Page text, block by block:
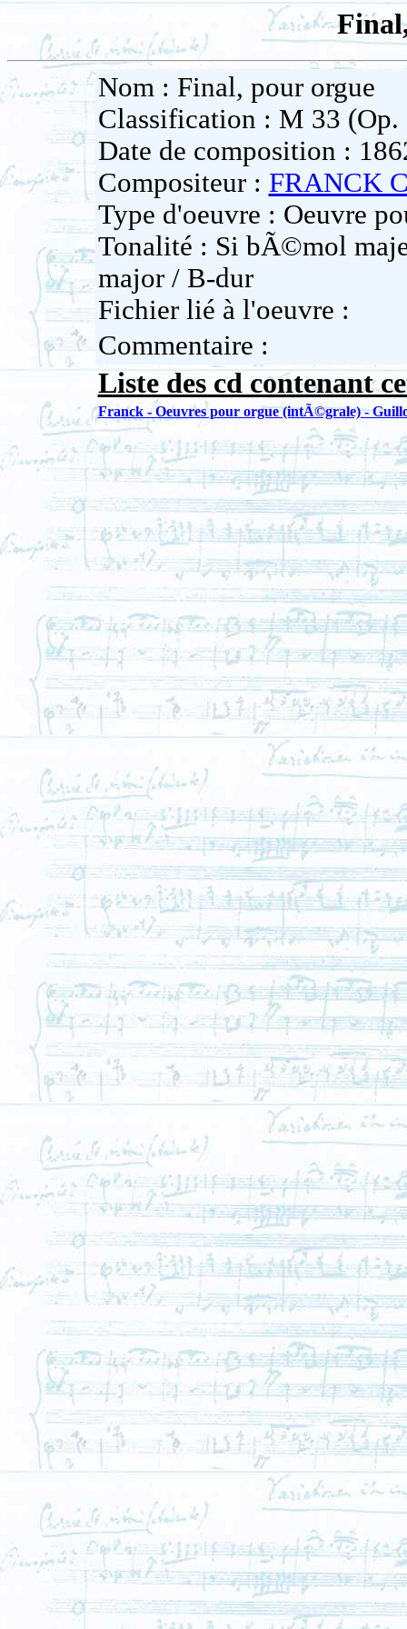
Nom : Final, pour orgue
Classification : M 33 (Op.
Date de composition :
Compositeur : FRANCK
Type d'oeuvre : Oeuvre
Tonalité : Si bÃ©mol
major / B-dur
Fichier lié à l'oeuvre :
Commentaire :
Liste des cd contenant
Franck - Oeuvres pour orgue (intÃ©grale) -